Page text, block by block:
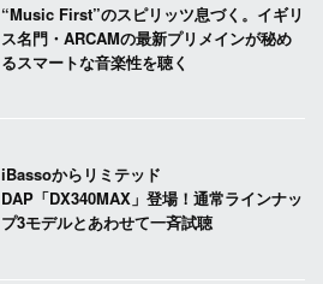
“Music First”のスピリッツ息づく。イギリ
ス名門・ARCAMの最新プリメインが秘め
るスマートな音楽性を聴く
iBassoからリミテッド
DAP「DX340MAX」登場！通常ラインナッ
プ3モデルとあわせて一斉試聴